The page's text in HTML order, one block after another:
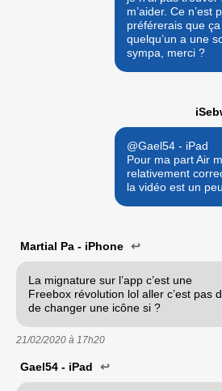
m’aider. Ce n’est
préférerais que
quelqu’un a une
sympa, merci ?
@Gael54 - iPad
Pour ma part Air
relativement
la vidéo est un
Martial Pa - iPhone ↩
La mignature sur l’app c’est une
Freebox révolution lol aller c’est pas
de changer une icône si ?
21/02/2020 à 17h20
Gael54 - iPad ↩